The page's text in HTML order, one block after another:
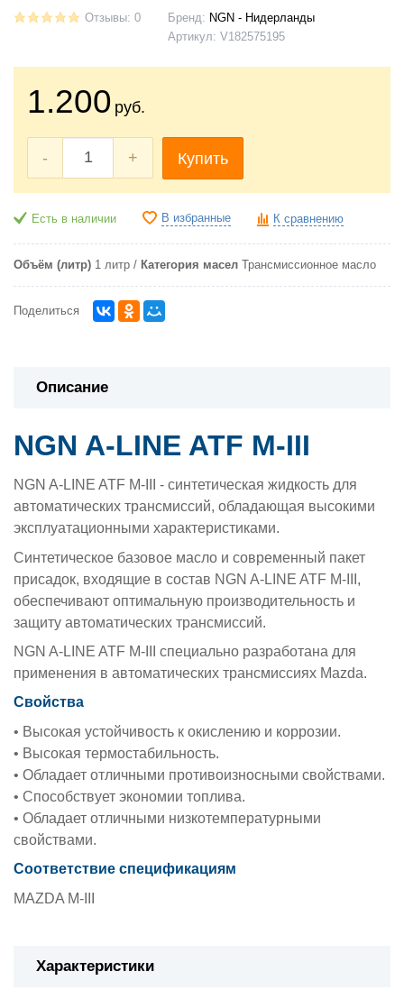
Отзывы: 0 Бренд: NGN - Нидерланды
Артикул: V182575195
1.200 руб.
- + Купить
Есть в наличии В избранные К сравнению
Объём (литр) 1 литр Категория масел Трансмиссионное масло
Поделиться
Описание
NGN A-LINE ATF M-III
NGN A-LINE ATF M-III - синтетическая жидкость для
автоматических трансмиссий, обладающая высокими
эксплуатационными характеристиками.
Синтетическое базовое масло и современный пакет
присадок, входящие в состав NGN A-LINE ATF M-III,
обеспечивают оптимальную производительность и
защиту автоматических трансмиссий.
NGN A-LINE ATF M-III специально разработана для
применения в автоматических трансмиссиях Mazda.
Свойства
• Высокая устойчивость к окислению и коррозии.
• Высокая термостабильность.
• Обладает отличными противоизносными свойствами.
• Способствует экономии топлива.
• Обладает отличными низкотемпературными
свойствами.
Соответствие спецификациям
MAZDA M-III
Характеристики